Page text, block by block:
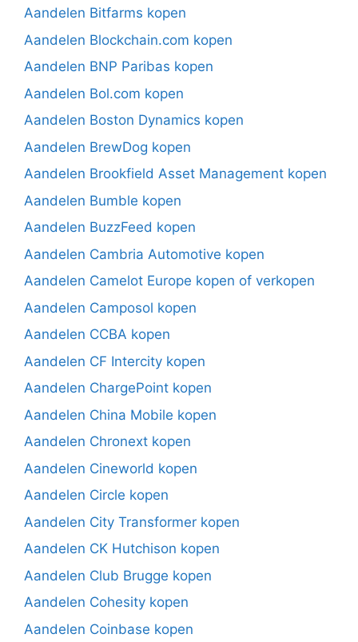
Aandelen Bitfarms kopen
Aandelen Blockchain.com kopen
Aandelen BNP Paribas kopen
Aandelen Bol.com kopen
Aandelen Boston Dynamics kopen
Aandelen BrewDog kopen
Aandelen Brookfield Asset Management kopen
Aandelen Bumble kopen
Aandelen BuzzFeed kopen
Aandelen Cambria Automotive kopen
Aandelen Camelot Europe kopen of verkopen
Aandelen Camposol kopen
Aandelen CCBA kopen
Aandelen CF Intercity kopen
Aandelen ChargePoint kopen
Aandelen China Mobile kopen
Aandelen Chronext kopen
Aandelen Cineworld kopen
Aandelen Circle kopen
Aandelen City Transformer kopen
Aandelen CK Hutchison kopen
Aandelen Club Brugge kopen
Aandelen Cohesity kopen
Aandelen Coinbase kopen